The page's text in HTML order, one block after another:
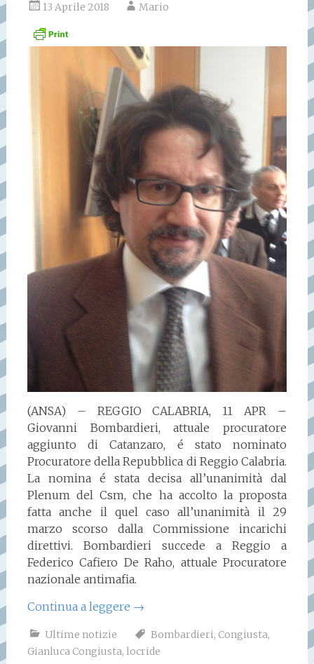
13 Aprile 2018 Mario
(ANSA) – REGGIO CALABRIA, 11 APR –
Giovanni Bombardieri, attuale procuratore
aggiunto di Catanzaro, é stato nominato
Procuratore della Repubblica di Reggio Calabria.
La nomina é stata decisa all’unanimità dal
Plenum del Csm, che ha accolto la proposta
fatta anche il quel caso all’unanimità il 29
marzo scorso dalla Commissione incarichi
direttivi. Bombardieri succede a Reggio a
Federico Cafiero De Raho, attuale Procuratore
nazionale antimafia.
Continua a leggere →
Ultime notizie Bombardieri, Congiusta,
Gianluca Congiusta, locride